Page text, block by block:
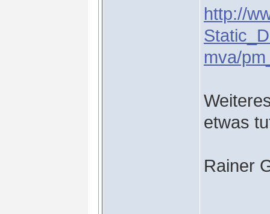
http://
mva/
etwas
Rainer